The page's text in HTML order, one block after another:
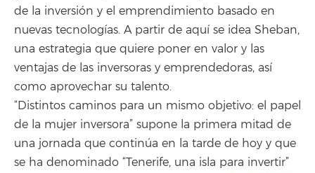
de la inversión y el emprendimiento basado en
nuevas tecnologías. A partir de aquí se idea Sheban,
una estrategia que quiere poner en valor y las
ventajas de las inversoras y emprendedoras, así
como aprovechar su talento.
“Distintos caminos para un mismo objetivo: el papel
de la mujer inversora” supone la primera mitad de
una jornada que continúa en la tarde de hoy y que
se ha denominado “Tenerife, una isla para invertir”